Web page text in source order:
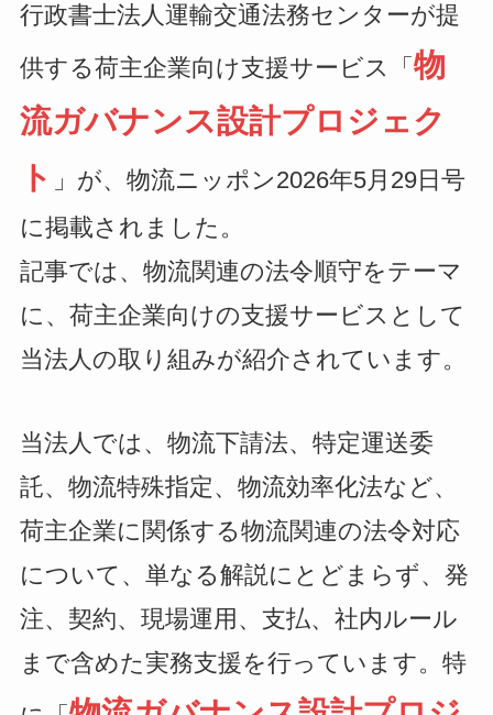
行政書士法人運輸交通法務センターが提
供する荷主企業向け支援サービス「 物
流ガバナンス設計プロジェク
ト 」が、物流ニッポン2026年5月29日号
に掲載されました。
記事では、物流関連の法令順守をテーマ
に、荷主企業向けの支援サービスとして
当法人の取り組みが紹介されています。
当法人では、物流下請法、特定運送委
託、物流特殊指定、物流効率化法など、
荷主企業に関係する物流関連の法令対応
について、単なる解説にとどまらず、発
注、契約、現場運用、支払、社内ルール
まで含めた実務支援を行っています。特